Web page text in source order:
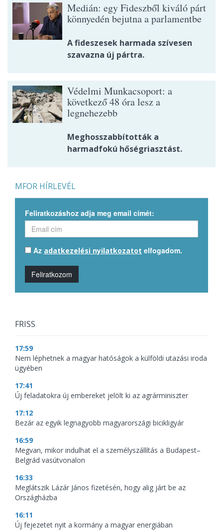
Medián: egy Fideszből kiváló párt
könnyedén bejutna a parlamentbe
A fideszesek harmada szívesen
szavazna új pártra.
Védelmi Munkacsoport: a
következő 48 óra lesz a
legnehezebb
Meghosszabbították a
harmadfokú hőségriasztást.
MFOR HÍRLEVÉL
Feliratkozáshoz adja meg email címét:
Az adatkezelési nyilatkozatot elfogadom.
Feliratkozom
FRISS
17:59
Nem léphetnek a magyar hatóságok a külföldi utazási iroda
ügyében
17:41
Új feladatokra új embereket jelölt ki az agrárminiszter
17:12
Bezár az egyik legnagyobb magyarországi bicikligyár
16:59
Megvan, mikor indulhat el a személyszállítás a Budapest–
Belgrád vasútvonalon
16:33
Meglátszik Lázár János fizetésén, hogy alig járt be az
Országházba
16:11
Új fejezetet nyit a kormány a magyar energiában